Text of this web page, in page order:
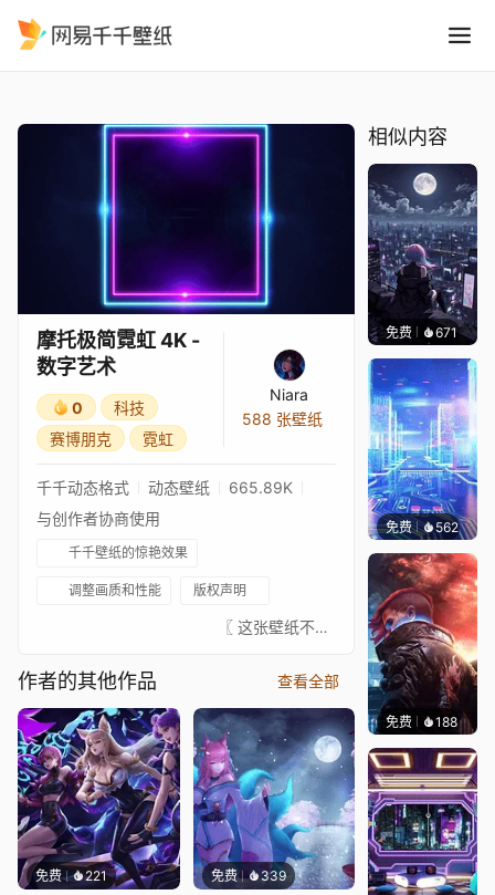
摩托极简霓虹 4K -
数字艺术
0
科技
赛博朋克
霓虹
Niara
588 张壁纸
千千动态格式 动态壁纸
665.89K
与创作者协商使用
千千壁纸的惊艳效果
调整画质和性能 版权声明
⠀⠀⠀⠀⠀⠀⠀⠀⠀⠀⠀⠀⠀⠀⠀⠀ 〖 这张壁纸不是我画的，真正的艺术家总是在 ↓这里↓。我只是为这些图片添加动画以增加趣味。请支持这位绝对出色的艺术家。如果有艺术家不希望这张壁纸出现在这里，请联系我，我会将其移除。〗⠀⠀↓↓↓↓↓↓↓⠀⠀★ 你可以在这里查看我收藏的已批准壁纸 ★⠀⠀↓↓↓↓↓↓↓⠀⠀ ⠀⠀⠀⠀⠀⠀⠀⠀⠀⠀⠀⠀⠀⠀⠀⠀⠀
作者的其他作品 查看全部
免费 221 免费 339
相似内容
免费 671鲨鲨啊
免费 562
免费 188